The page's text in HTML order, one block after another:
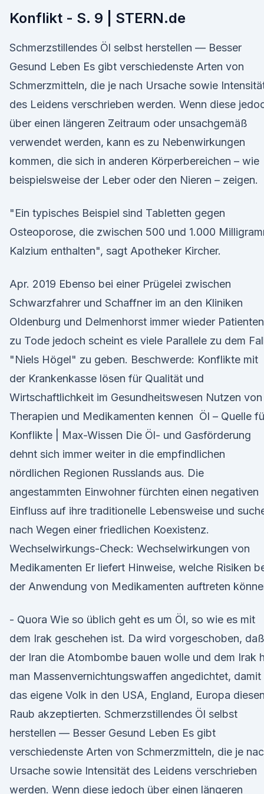
Konflikt - S. 9 | STERN.de
Schmerzstillendes Öl selbst herstellen — Besser
Gesund Leben Es gibt verschiedenste Arten von
Schmerzmitteln, die je nach Ursache sowie
des Leidens verschrieben werden. Wenn diese
über einen längeren Zeitraum oder unsachgemäß
verwendet werden, kann es zu Nebenwirkungen
kommen, die sich in anderen Körperbereichen – wie
beispielsweise der Leber oder den Nieren – zeigen.
"Ein typisches Beispiel sind Tabletten gegen
Osteoporose, die zwischen 500 und 1.000
Kalzium enthalten", sagt Apotheker Kircher.
Apr. 2019 Ebenso bei einer Prügelei zwischen
Schwarzfahrer und Schaffner im an den Kliniken
Oldenburg und Delmenhorst immer wieder Patienten
zu Tode jedoch scheint es viele Parallele zu dem
"Niels Högel" zu geben. Beschwerde: Konflikte mit
der Krankenkasse lösen für Qualität und
Wirtschaftlichkeit im Gesundheitswesen Nutzen von
Therapien und Medikamenten kennen Öl – Quelle
Konflikte | Max-Wissen Die Öl- und Gasförderung
dehnt sich immer weiter in die empfindlichen
nördlichen Regionen Russlands aus. Die
angestammten Einwohner fürchten einen negativen
Einfluss auf ihre traditionelle Lebensweise und
nach Wegen einer friedlichen Koexistenz.
Wechselwirkungs-Check: Wechselwirkungen von
Medikamenten Er liefert Hinweise, welche Risiken
der Anwendung von Medikamenten auftreten
- Quora Wie so üblich geht es um Öl, so wie es mit
dem Irak geschehen ist. Da wird vorgeschoben, daß
der Iran die Atombombe bauen wolle und dem Irak
man Massenvernichtungswaffen angedichtet, damit
das eigene Volk in den USA, England, Europa diesen
Raub akzeptierten. Schmerzstillendes Öl selbst
herstellen — Besser Gesund Leben Es gibt
verschiedenste Arten von Schmerzmitteln, die je
Ursache sowie Intensität des Leidens verschrieben
werden. Wenn diese jedoch über einen längeren